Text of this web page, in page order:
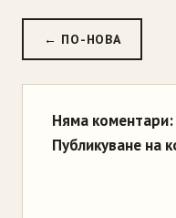
← ПО-НОВА
Няма коментари:
Публикуване на